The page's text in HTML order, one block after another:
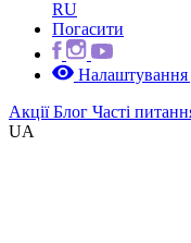
RU
Погасити
Налаштування
АкціїБлог Часті
UA